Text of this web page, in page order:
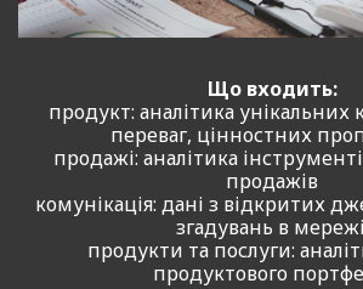
Що входить:
продукт: аналітика
переваг, цінностних
продажі: аналітика
продажів
комунікація: дані з відкритих
згадувань в
продукти та послуги:
продуктового